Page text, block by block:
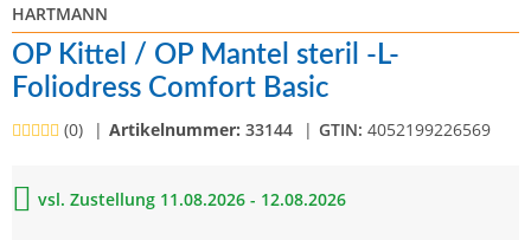
HARTMANN
OP Kittel / OP Mantel steril -L-
Foliodress Comfort Basic
(0) Artikelnummer: 33144 GTIN: 4052199226569
vsl. Zustellung 11.08.2026 - 12.08.2026